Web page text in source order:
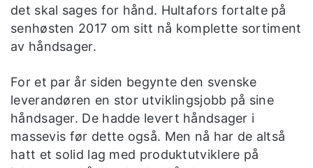
det skal sages for hånd. Hultafors fortalte på
senhøsten 2017 om sitt nå komplette sortiment
av håndsager.
For et par år siden begynte den svenske
leverandøren en stor utviklingsjobb på sine
håndsager. De hadde levert håndsager i
massevis før dette også. Men nå har de altså
hatt et solid lag med produktutviklere på